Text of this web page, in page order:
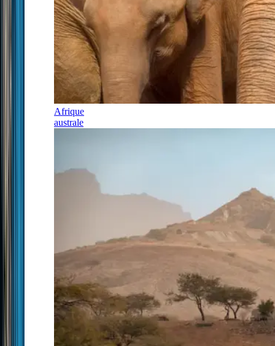
Afrique
australe